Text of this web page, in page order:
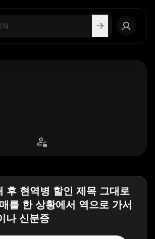
후 현역병 할인 제목 그대로
를 한 상황에서 역으로 가서
나 신분증